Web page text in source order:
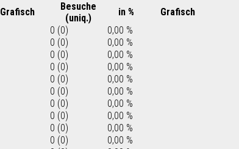
Grafisch
Besuche
(uniq.)
in %
Grafisch
0 (0)
0,00 %
0 (0)
0,00 %
0 (0)
0,00 %
0 (0)
0,00 %
0 (0)
0,00 %
0 (0)
0,00 %
0 (0)
0,00 %
0 (0)
0,00 %
0 (0)
0,00 %
0 (0)
0,00 %